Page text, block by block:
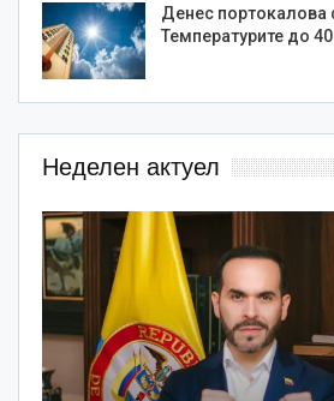
Денес портокалова
Температурите до
Неделен актуел